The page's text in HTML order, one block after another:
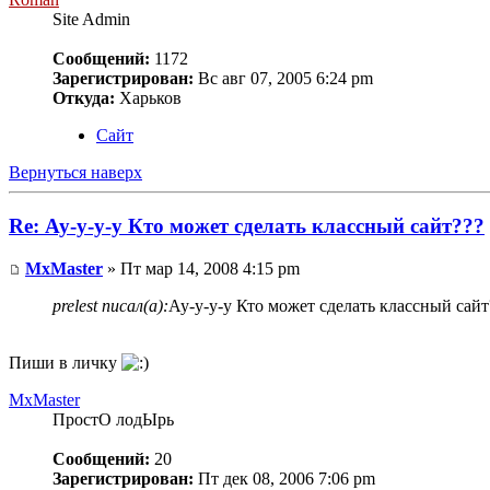
Site Admin
Сообщений: 1172
Зарегистрирован: Вс авг 07, 2005 6:24 pm
Откуда: Харьков
Сайт
Вернуться наверх
Re: Ау-у-у-у Кто может сделать классный сайт???
MxMaster » Пт мар 14, 2008 4:15 pm
prelest писал(а):Ау-у-у-у Кто может сделать классный
Пиши в личку
MxMaster
ПростО лодЫрь
Сообщений: 20
Зарегистрирован: Пт дек 08, 2006 7:06 pm